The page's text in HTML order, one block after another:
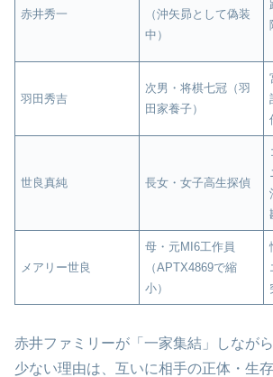
赤井秀一
（沖矢昴として偽装
中）
羽田秀吉
次男・将棋七冠（羽
田家養子）
世良真純 長女・女子高生探偵
メアリー世良
母・元MI6工作員
（APTX4869で縮
小）
赤井ファミリーが「一家集結」しなが
少ない理由は、互いに相手の正体・生